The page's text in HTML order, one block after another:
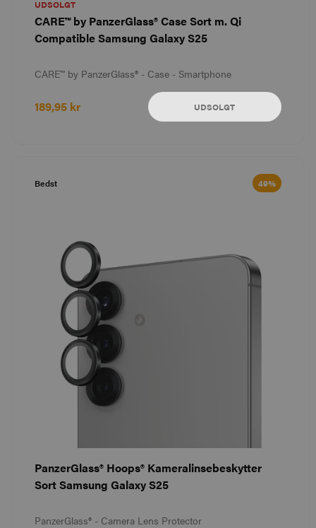
UDSOLGT
CARE™ by PanzerGlass® Case Sort m. Qi
Compatible Samsung Galaxy S25
CARE™ by PanzerGlass® - Case - Smartphone
189,95 kr UDSOLGT
Bedst 49%
PanzerGlass® Hoops® Kameralinsebeskytter
Sort Samsung Galaxy S25
PanzerGlass® - Camera Lens Protector